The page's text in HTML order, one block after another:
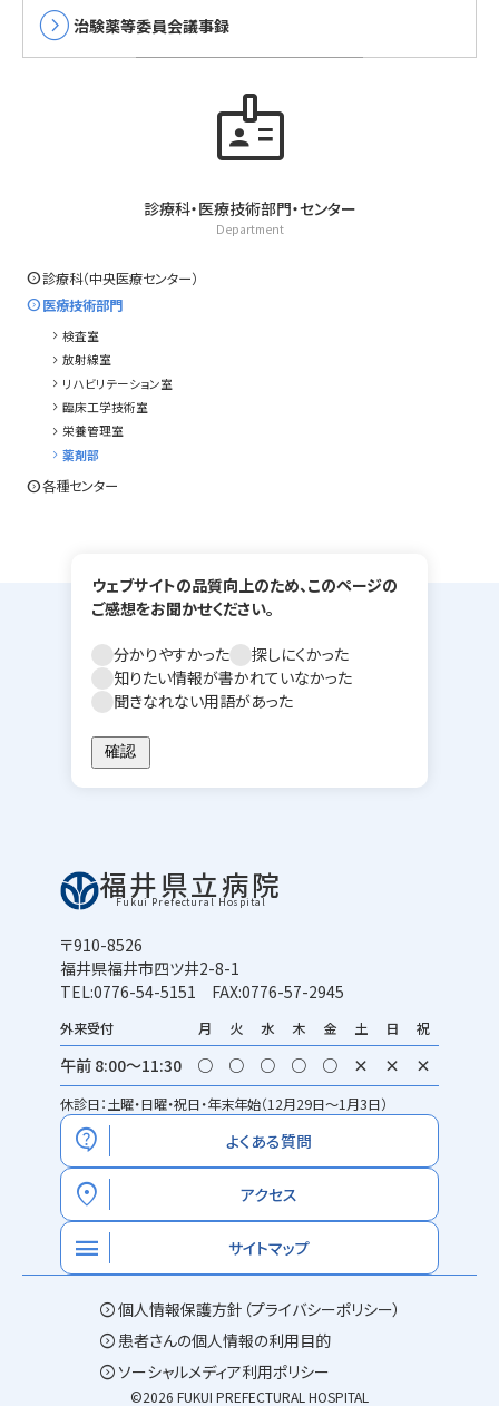
expand_circle_right 治験薬等委員会議事録
badge
診療科・医療技術部門・センター
Department
expand_circle_right診療科（中央医療センター）
expand_circle_right医療技術部門
chevron_right 検査室
chevron_right 放射線室
chevron_right リハビリテーション室
chevron_right 臨床工学技術室
chevron_right 栄養管理室
chevron_right 薬剤部
expand_circle_right各種センター
ウェブサイトの品質向上のため、このページの
ご感想をお聞かせください。
分かりやすかった
探しにくかった
知りたい情報が書かれていなかった
聞きなれない用語があった
福井県立病院
Fukui Prefectural Hospital
〒910-8526
福井県福井市四ツ井2-8-1
TEL:0776-54-5151 FAX:0776-57-2945
外来受付 月 火 水 木 金 土 日 祝
午前 8:00～11:30 ○ ○ ○ ○ ○ × × ×
休診日：土曜・日曜・祝日・年末年始（12月29日～1月3日）
contact_support よくある質問
location_on アクセス
menu サイトマップ
expand_circle_right個人情報保護方針（プライバシーポリシー）
expand_circle_right 患者さんの個人情報の利用目的
expand_circle_right ソーシャルメディア利用ポリシー
©2026 FUKUI PREFECTURAL HOSPITAL